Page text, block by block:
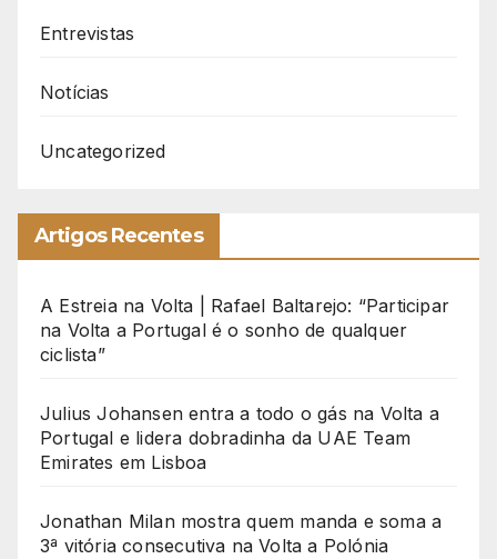
Entrevistas
Notícias
Uncategorized
Artigos Recentes
A Estreia na Volta | Rafael Baltarejo: “Participar
na Volta a Portugal é o sonho de qualquer
ciclista”
Julius Johansen entra a todo o gás na Volta a
Portugal e lidera dobradinha da UAE Team
Emirates em Lisboa
Jonathan Milan mostra quem manda e soma a
3ª vitória consecutiva na Volta a Polónia